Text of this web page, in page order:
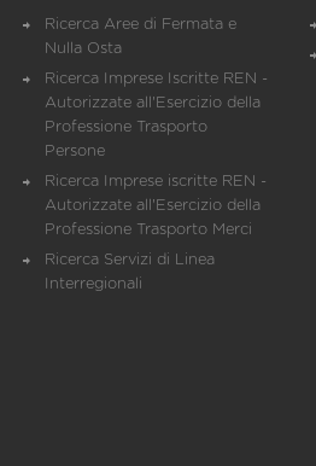
Ricerca Aree di Fermata e
Nulla Osta
Ricerca Imprese Iscritte REN -
Autorizzate all'Esercizio della
Professione Trasporto
Persone
Ricerca Imprese iscritte REN -
Autorizzate all'Esercizio della
Professione Trasporto Merci
Ricerca Servizi di Linea
Interregionali